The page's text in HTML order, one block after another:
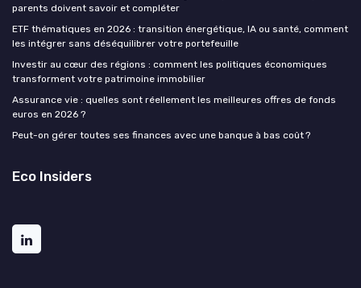
parents doivent savoir et compléter
ETF thématiques en 2026 : transition énergétique, IA ou santé, comment
les intégrer sans déséquilibrer votre portefeuille
Investir au cœur des régions : comment les politiques économiques
transforment votre patrimoine immobilier
Assurance vie : quelles sont réellement les meilleures offres de fonds
euros en 2026 ?
Peut-on gérer toutes ses finances avec une banque à bas coût ?
Eco Insiders